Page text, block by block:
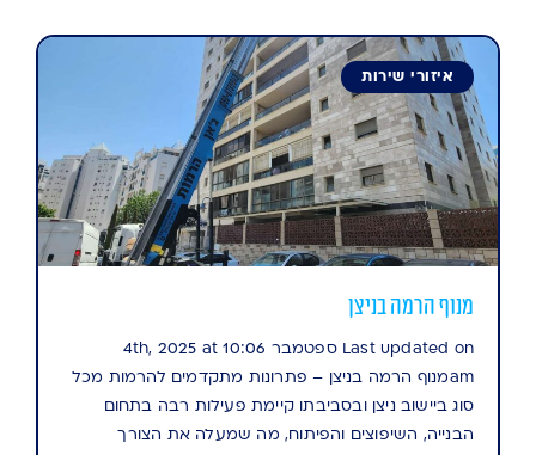
איזורי שירות
מנוף הרמה בניצן
Last updated on ספטמבר 4th, 2025 at 10:06
amמנוף הרמה בניצן – פתרונות מתקדמים להרמות מכל
סוג ביישוב ניצן ובסביבתו קיימת פעילות רבה בתחום
הבנייה, השיפוצים והפיתוח, מה שמעלה את הצורך